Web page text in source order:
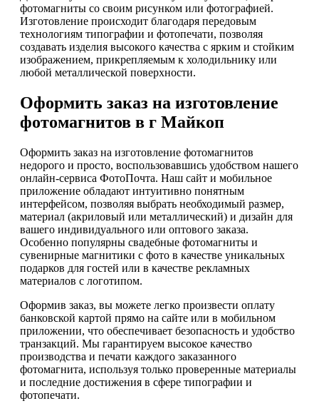
фотомагниты со своим рисунком или фотографией.
Изготовление происходит благодаря передовым
технологиям типографии и фотопечати, позволяя
создавать изделия высокого качества с ярким и стойким
изображением, прикрепляемым к холодильнику или
любой металлической поверхности.
Оформить заказ на изготовление
фотомагнитов в г Майкоп
Оформить заказ на изготовление фотомагнитов
недорого и просто, воспользовавшись удобством нашего
онлайн-сервиса ФотоПочта. Наш сайт и мобильное
приложение обладают интуитивно понятным
интерфейсом, позволяя выбрать необходимый размер,
материал (акриловый или металлический) и дизайн для
вашего индивидуального или оптового заказа.
Особенно популярны свадебные фотомагниты и
сувенирные магнитики с фото в качестве уникальных
подарков для гостей или в качестве рекламных
материалов с логотипом.
Оформив заказ, вы можете легко произвести оплату
банковской картой прямо на сайте или в мобильном
приложении, что обеспечивает безопасность и удобство
транзакций. Мы гарантируем высокое качество
производства и печати каждого заказанного
фотомагнита, используя только проверенные материалы
и последние достижения в сфере типографии и
фотопечати.